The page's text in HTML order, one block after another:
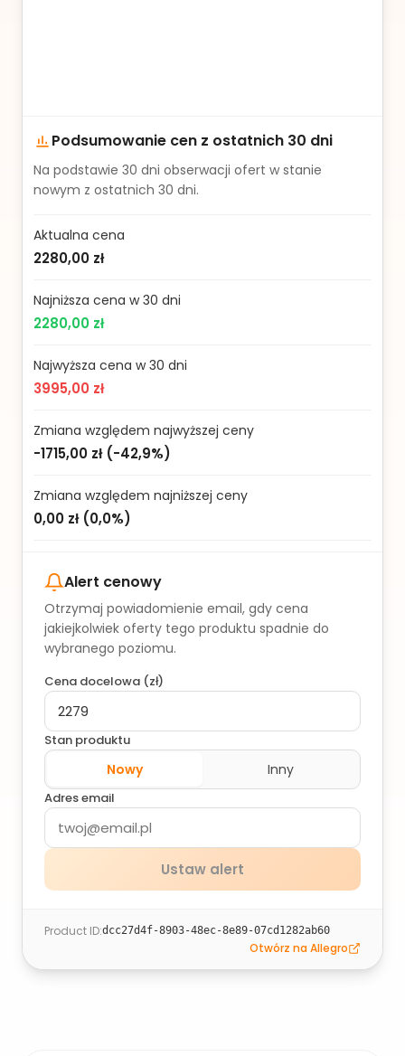
Podsumowanie cen z ostatnich 30 dni
Na podstawie 30 dni obserwacji ofert w stanie
nowym z ostatnich 30 dni.
Aktualna cena
2280,00 zł
Najniższa cena w 30 dni
2280,00 zł
Najwyższa cena w 30 dni
3995,00 zł
Zmiana względem najwyższej ceny
-1715,00 zł(-42,9%)
Zmiana względem najniższej ceny
0,00 zł(0,0%)
Alert cenowy
Otrzymaj powiadomienie email, gdy cena
jakiejkolwiek oferty tego produktu spadnie do
wybranego poziomu.
Cena docelowa (zł)
Stan produktu
Nowy Inny
Adres email
Ustaw alert
Product ID:dcc27d4f-8903-48ec-8e89-07cd1282ab60
Otwórz na Allegro